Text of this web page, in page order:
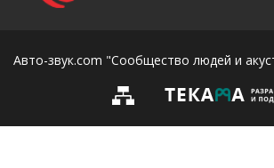
Авто-звук.com "Сообщество людей и